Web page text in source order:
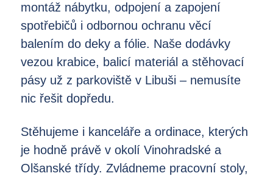
montáž nábytku, odpojení a zapojení
spotřebičů i odbornou ochranu věcí
balením do deky a fólie. Naše dodávky
vezou krabice, balicí materiál a stěhovací
pásy už z parkoviště v Libuši – nemusíte
nic řešit dopředu.
Stěhujeme i kanceláře a ordinace, kterých
je hodně právě v okolí Vinohradské a
Olšanské třídy. Zvládneme pracovní stoly,